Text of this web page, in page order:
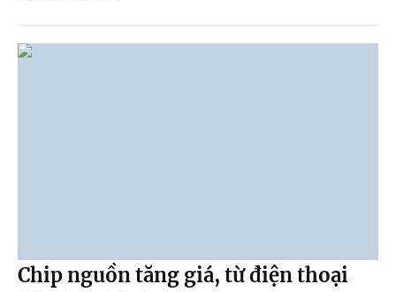
Chip nguồn tăng giá, từ điện thoại